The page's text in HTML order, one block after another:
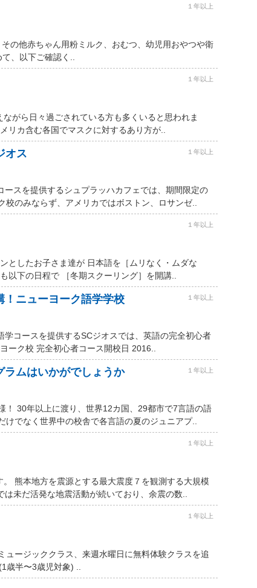
１年以上
の他赤ちゃん用粉ミルク、おむつ、幼児用おやつや衛
、以下ご確認く..
１年以上
がら日々過ごされている方も多くいると思われま
リカ含む各国でマスクに対するあり方が..
オス １年以上
スを提供するシュプラッハカフェでは、期間限定の
のみならず、アメリカではボストン、ロサンゼ..
１年以上
としたお子さま達が 日本語を［ムリなく・ムダな
以下の日程で ［冬期スクーリング］を開講..
！ニューヨーク語学学校 １年以上
コースを提供するSCジオスでは、英語の完全初心者
ーク校 完全初心者コース開校日 2016..
ラムはいかがでしょうか １年以上
！ 30年以上に渡り、世界12カ国、29都市で7言語の語
でなく世界中の校舎で各言語の夏のジュニアプ..
１年以上
熊本地方を震源とする最大震度７を観測する大規模
未だ活発な地震活動が続いており、余震の数..
１年以上
ージッククラス、来週水曜日に無料体験クラスを追
歳半〜3歳児対象) ..